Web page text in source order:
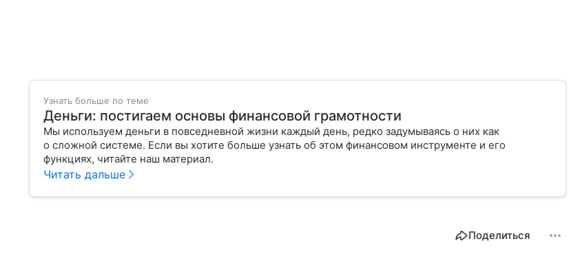
Узнать больше по теме
Деньги: постигаем основы финансовой грамотности
Мы используем деньги в повседневной жизни каждый день, редко задумываясь о них как
о сложной системе. Если вы хотите больше узнать об этом финансовом инструменте и его
функциях, читайте наш материал.
Читать дальше
Поделиться